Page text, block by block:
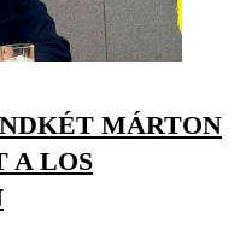
MÁRTON
A LOS